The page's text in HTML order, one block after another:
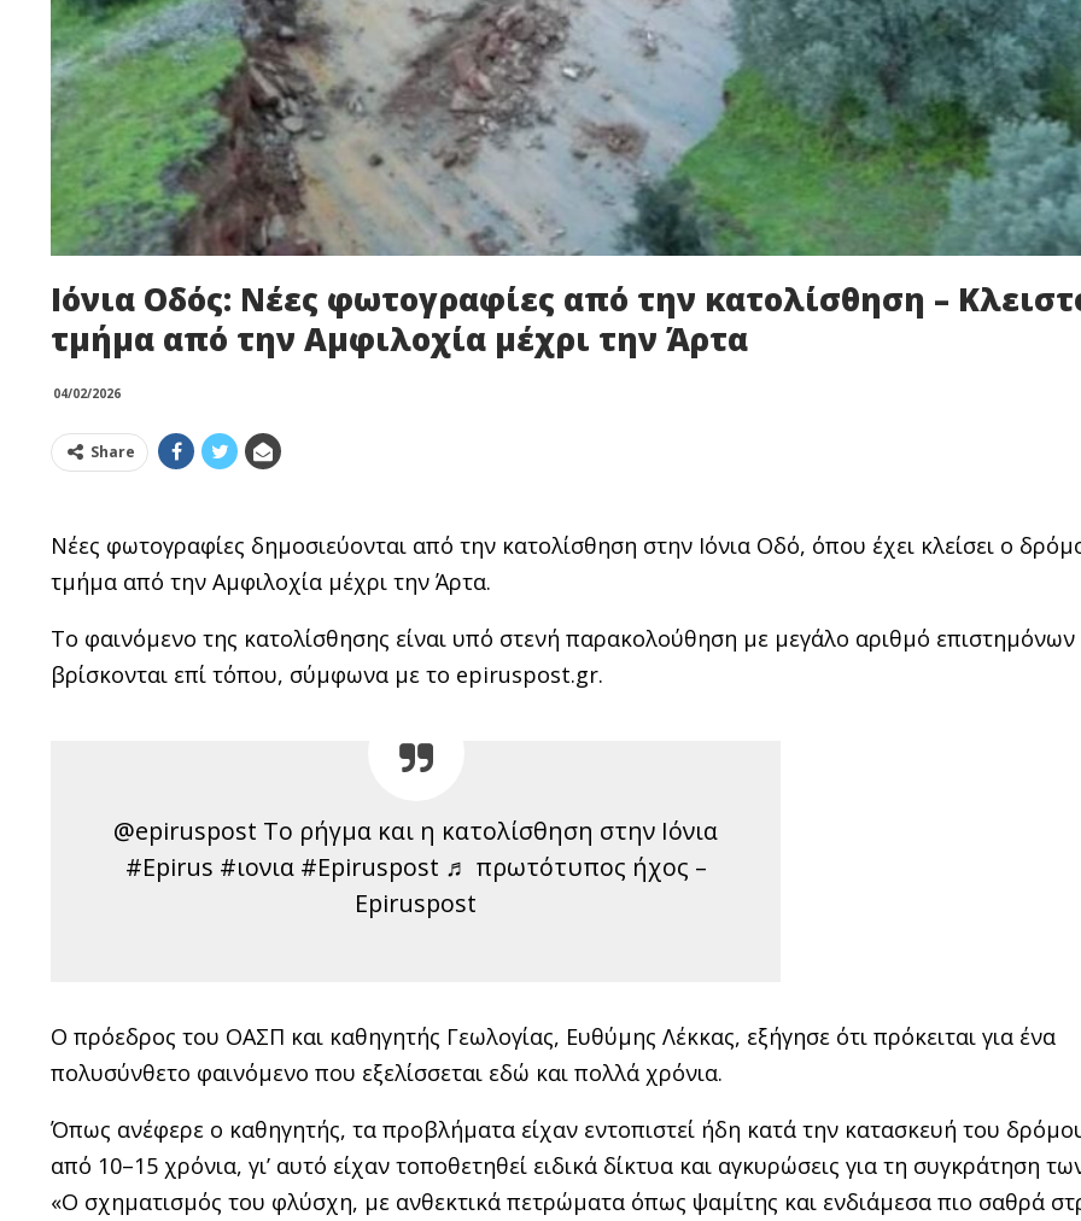
Ιόνια Οδός: Νέες φωτογραφίες από την κατολίσθηση –
τμήμα από την Αμφιλοχία μέχρι την Άρτα
04/02/2026
Share
Νέες φωτογραφίες δημοσιεύονται από την κατολίσθηση στην Ιόνια Οδό, όπου έχει κλείσει ο
τμήμα από την Αμφιλοχία μέχρι την Άρτα.
Το φαινόμενο της κατολίσθησης είναι υπό στενή παρακολούθηση με μεγάλο αριθμό επιστημόνων
βρίσκονται επί τόπου, σύμφωνα με το epiruspost.gr.
@epiruspost Το ρήγμα και η κατολίσθηση στην Ιόνια
#Epirus #ιονια #Epiruspost ♬ πρωτότυπος ήχος –
Epiruspost
Ο πρόεδρος του ΟΑΣΠ και καθηγητής Γεωλογίας, Ευθύμης Λέκκας, εξήγησε ότι πρόκειται για ένα
πολυσύνθετο φαινόμενο που εξελίσσεται εδώ και πολλά χρόνια.
Όπως ανέφερε ο καθηγητής, τα προβλήματα είχαν εντοπιστεί ήδη κατά την κατασκευή του
από 10–15 χρόνια, γι’ αυτό είχαν τοποθετηθεί ειδικά δίκτυα και αγκυρώσεις για τη συγκράτηση
«Ο σχηματισμός του φλύσχη, με ανθεκτικά πετρώματα όπως ψαμίτης και ενδιάμεσα πιο σαθρά